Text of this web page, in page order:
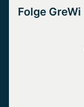
Folge GreWi